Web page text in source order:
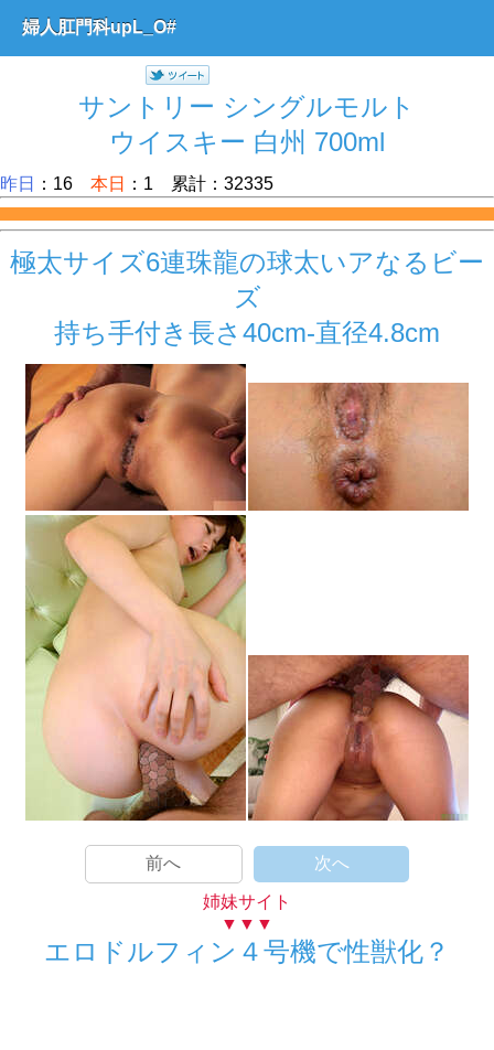
婦人肛門科upL_O#
サントリー シングルモルト
ウイスキー 白州 700ml
昨日 ：16 本日 ：1 累計：32335
極太サイズ6連珠龍の球太いアなるビー
ズ
持ち手付き長さ40cm-直径4.8cm
前へ 次へ
姉妹サイト
▼▼▼
エロドルフィン４号機で性獣化？